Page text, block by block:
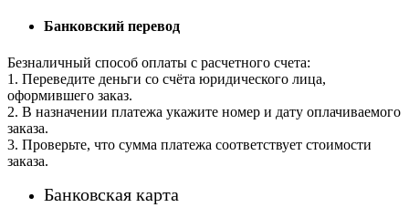
Банковский перевод
Безналичный способ оплаты с расчетного счета:
1. Переведите деньги со счёта юридического лица,
оформившего заказ.
2. В назначении платежа укажите номер и дату оплачиваемого
заказа.
3. Проверьте, что сумма платежа соответствует стоимости
заказа.
Банковская карта